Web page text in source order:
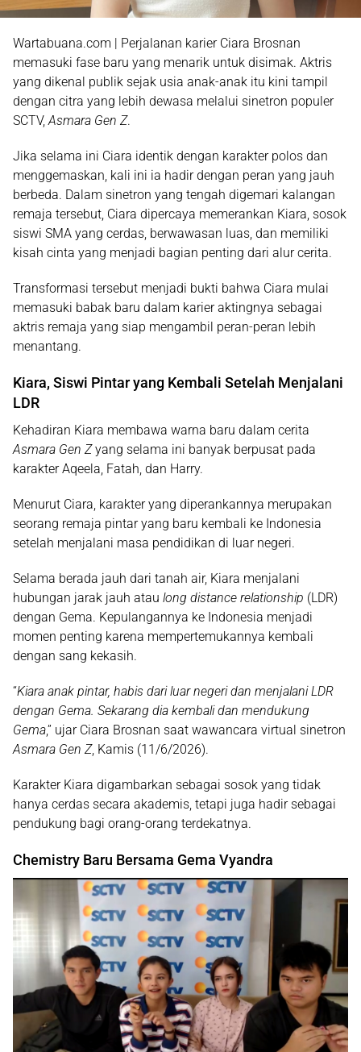
Wartabuana.com | Perjalanan karier Ciara Brosnan
memasuki fase baru yang menarik untuk disimak. Aktris
yang dikenal publik sejak usia anak-anak itu kini tampil
dengan citra yang lebih dewasa melalui sinetron populer
SCTV,Asmara Gen Z.
Jika selama ini Ciara identik dengan karakter polos dan
menggemaskan, kali ini ia hadir dengan peran yang jauh
berbeda. Dalam sinetron yang tengah digemari kalangan
remaja tersebut, Ciara dipercaya memerankan Kiara, sosok
siswi SMA yang cerdas, berwawasan luas, dan memiliki
kisah cinta yang menjadi bagian penting dari alur cerita.
Transformasi tersebut menjadi bukti bahwa Ciara mulai
memasuki babak baru dalam karier aktingnya sebagai
aktris remaja yang siap mengambil peran-peran lebih
menantang.
Kiara, Siswi Pintar yang Kembali Setelah Menjalani
LDR
Kehadiran Kiara membawa warna baru dalam cerita
Asmara Gen Zyang selama ini banyak berpusat pada
karakter Aqeela, Fatah, dan Harry.
Menurut Ciara, karakter yang diperankannya merupakan
seorang remaja pintar yang baru kembali ke Indonesia
setelah menjalani masa pendidikan di luar negeri.
Selama berada jauh dari tanah air, Kiara menjalani
hubungan jarak jauh atau long distance relationship (LDR)
dengan Gema. Kepulangannya ke Indonesia menjadi
momen penting karena mempertemukannya kembali
dengan sang kekasih.
“Kiara anak pintar, habis dari luar negeri dan menjalani LDR
dengan Gema. Sekarang dia kembali dan mendukung
Gema,” ujar Ciara Brosnan saat wawancara virtual sinetron
Asmara Gen Z, Kamis (11/6/2026).
Karakter Kiara digambarkan sebagai sosok yang tidak
hanya cerdas secara akademis, tetapi juga hadir sebagai
pendukung bagi orang-orang terdekatnya.
Chemistry Baru Bersama Gema Vyandra